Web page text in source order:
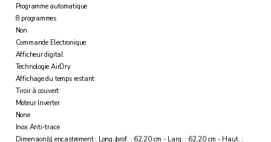
Programme automatique
8 programmes
Non
Commande Electronique
Afficheur digital
Technologie AirDry
Affichage du temps restant
Tiroir à couvert
Moteur Inverter
None
Inox Anti-trace
Dimension(s) encastrement : Long./prof. : 62,20 cm - Larg. : 62,20 cm - Haut. :